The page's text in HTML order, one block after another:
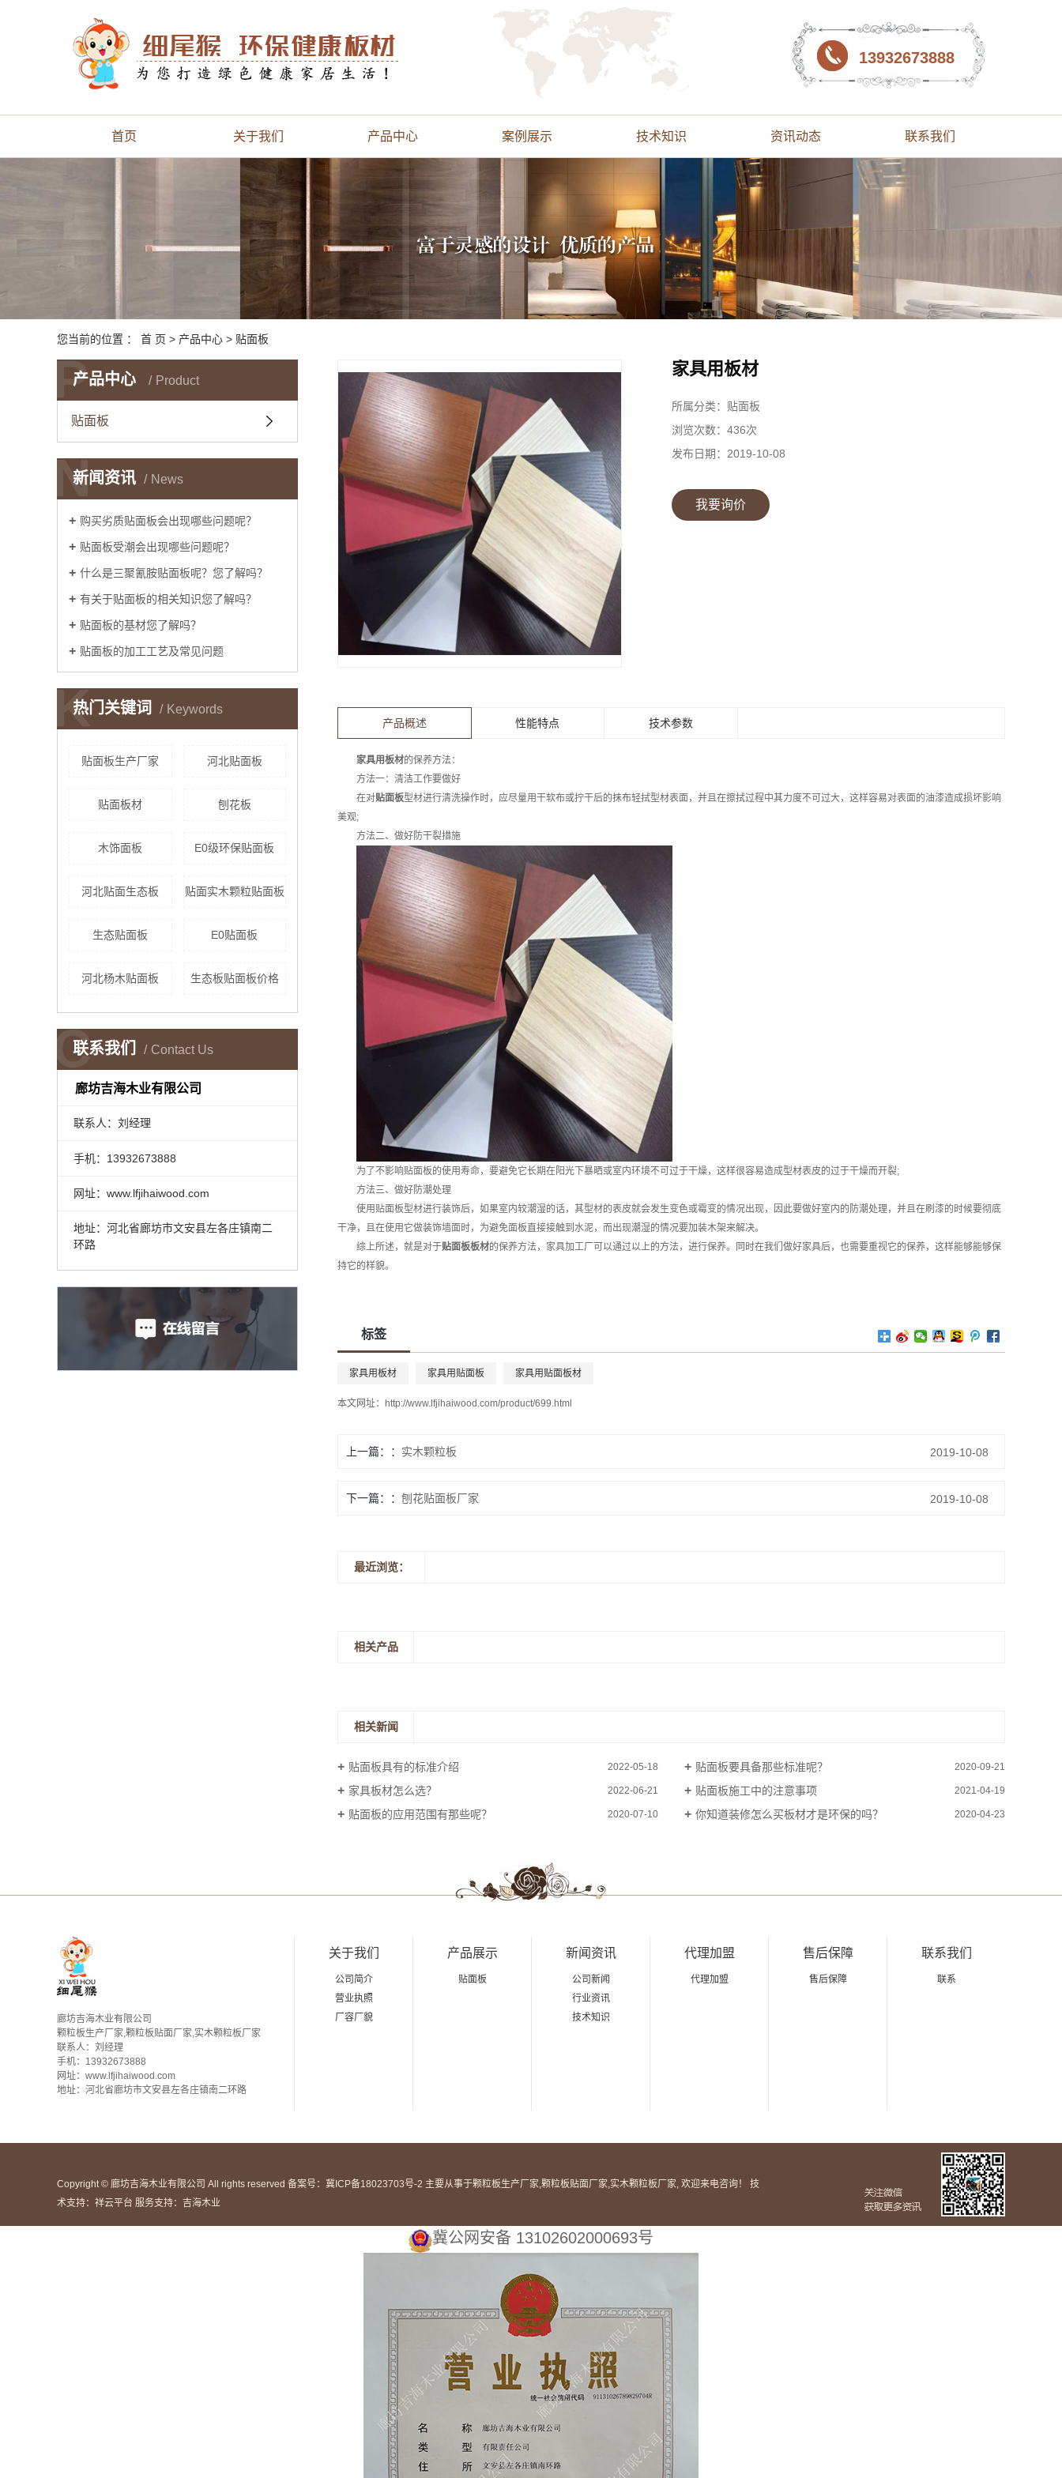
13932673888
首页 关于我们 产品中心 案例展示 技术知识 资讯动态 联系我们
您当前的位置 ： 首 页 > 产品中心 > 贴面板
产品中心 Product
P
贴面板
新闻资讯 News
N
购买劣质贴面板会出现哪些问题呢？
贴面板受潮会出现哪些问题呢？
什么是三聚氰胺贴面板呢？您了解吗？
有关于贴面板的相关知识您了解吗？
贴面板的基材您了解吗？
贴面板的加工工艺及常见问题
热门关键词 Keywords
K
贴面板生产厂家 河北贴面板
贴面板材 刨花板
木饰面板 E0级环保贴面板
河北贴面生态板 贴面实木颗粒贴面板
生态贴面板 E0贴面板
河北杨木贴面板 生态板贴面板价格
联系我们 Contact Us
C
廊坊吉海木业有限公司
联系人：刘经理
手机：13932673888
网址：www.lfjihaiwood.com
地址：河北省廊坊市文安县左各庄镇南二
环路
家具用板材
所属分类： 贴面板
浏览次数： 436次
发布日期： 2019-10-08
我要询价
产品概述 性能特点 技术参数
家具用板材的保养方法：
方法一：清洁工作要做好
在对贴面板型材进行清洗操作时，应尽量用干软布或拧干后的抹布轻拭型材表面，并且在擦拭过程中其力度不可过大，这样容易对表面的油漆造成损坏影响
美观;
方法二、做好防干裂措施
为了不影响贴面板的使用寿命，要避免它长期在阳光下暴晒或室内环境不可过于干燥，这样很容易造成型材表皮的过于干燥而开裂;
方法三、做好防潮处理
使用贴面板型材进行装饰后，如果室内较潮湿的话，其型材的表皮就会发生变色或霉变的情况出现，因此要做好室内的防潮处理，并且在刷漆的时候要彻底
干净，且在使用它做装饰墙面时，为避免面板直接接触到水泥，而出现潮湿的情况要加装木架来解决。
综上所述，就是对于贴面板板材的保养方法，家具加工厂可以通过以上的方法，进行保养。同时在我们做好家具后，也需要重视它的保养，这样能够能够保
持它的样貌。
标签
家具用板材 家具用贴面板 家具用贴面板材
本文网址： http://www.lfjihaiwood.com/product/699.html
上一篇： 实木颗粒板 2019-10-08
下一篇： 刨花贴面板厂家 2019-10-08
最近浏览：
相关产品
相关新闻
贴面板具有的标准介绍 2022-05-18 贴面板要具备那些标准呢？ 2020-09-21
家具板材怎么选？ 2022-06-21 贴面板施工中的注意事项 2021-04-19
贴面板的应用范围有那些呢？ 2020-07-10 你知道装修怎么买板材才是环保的吗？ 2020-04-23
廊坊吉海木业有限公司
颗粒板生产厂家,颗粒板贴面厂家,实木颗粒板厂家
联系人：刘经理
手机：13932673888
网址：www.lfjihaiwood.com
地址：河北省廊坊市文安县左各庄镇南二环路
关于我们
公司简介
营业执照
厂容厂貌
产品展示
贴面板
新闻资讯
公司新闻
行业资讯
技术知识
代理加盟
代理加盟
售后保障
售后保障
联系我们
联系
Copyright © 廊坊吉海木业有限公司 All rights reserved 备案号： 冀ICP备18023703号-2 主要从事于颗粒板生产厂家,颗粒板贴面厂家,实木颗粒板厂家, 欢迎来电咨询！ 技
术支持： 祥云平台 服务支持： 吉海木业
冀公网安备 13102602000693号